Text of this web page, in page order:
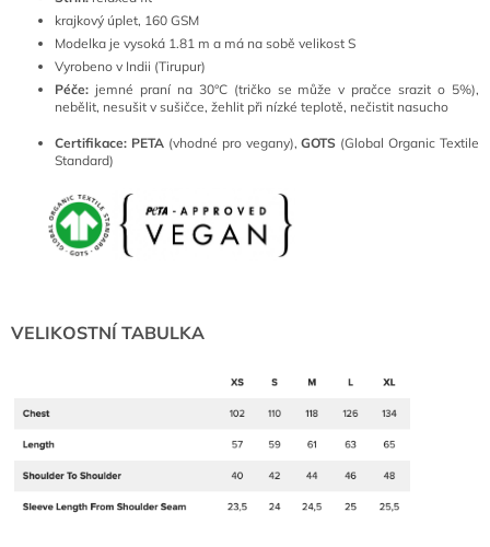
krajkový úplet, 160 GSM
Modelka je vysoká 1.81 m a má na sobě velikost S
Vyrobeno v Indii (Tirupur)
Péče: jemné praní na 30°C (tričko se může v pračce srazit o 5%),
nebělit, nesušit v sušičce, žehlit při nízké teplotě, nečistit nasucho
Certifikace: PETA (vhodné pro vegany),GOTS (Global Organic Textile
Standard)
VELIKOSTNÍ TABULKA